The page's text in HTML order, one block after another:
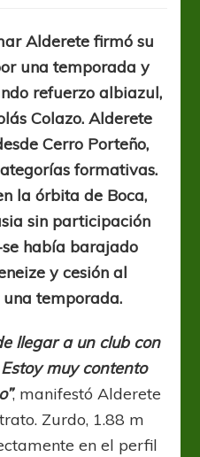
Alderete firmó su
una temporada y
refuerzo albiazul,
Colazo. Alderete
Cerro Porteño,
formativas.
la órbita de Boca,
sin participación
había barajado
y cesión al
temporada.
llegar a un club con
muy contento
, manifestó Alderete
Zurdo, 1.88 m
en el perfil